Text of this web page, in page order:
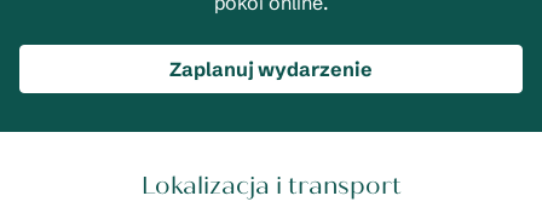
Zaplanuj wydarzenie
Lokalizacja i transport